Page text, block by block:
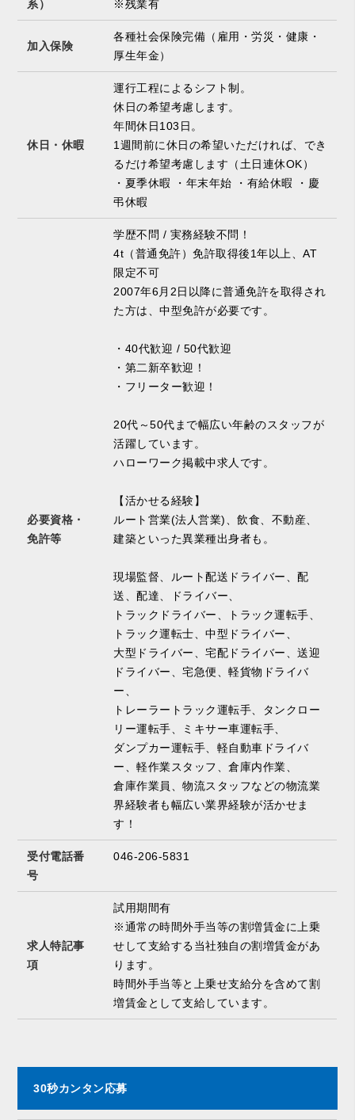
系） ※残業有
加入保険
各種社会保険完備（雇用・労災・健康・
厚生年金）
休日・休暇
運行工程によるシフト制。
休日の希望考慮します。
年間休日103日。
1週間前に休日の希望いただければ、でき
るだけ希望考慮します（土日連休OK）
・夏季休暇 ・年末年始 ・有給休暇 ・慶
弔休暇
必要資格・
免許等
学歴不問 / 実務経験不問！
4t（普通免許）免許取得後1年以上、AT
限定不可
2007年6月2日以降に普通免許を取得され
た方は、中型免許が必要です。
・40代歓迎 / 50代歓迎
・第二新卒歓迎！
・フリーター歓迎！
20代～50代まで幅広い年齢のスタッフが
活躍しています。
ハローワーク掲載中求人です。
【活かせる経験】
ルート営業(法人営業)、飲食、不動産、
建築といった異業種出身者も。
現場監督、ルート配送ドライバー、配
送、配達、ドライバー、
トラックドライバー、トラック運転手、
トラック運転士、中型ドライバー、
大型ドライバー、宅配ドライバー、送迎
ドライバー、宅急便、軽貨物ドライバ
ー、
トレーラートラック運転手、タンクロー
リー運転手、ミキサー車運転手、
ダンプカー運転手、軽自動車ドライバ
ー、軽作業スタッフ、倉庫内作業、
倉庫作業員、物流スタッフなどの物流業
界経験者も幅広い業界経験が活かせま
す！
受付電話番
号
046-206-5831
求人特記事
項
試用期間有
※通常の時間外手当等の割増賃金に上乗
せして支給する当社独自の割増賃金があ
ります。
時間外手当等と上乗せ支給分を含めて割
増賃金として支給しています。
30秒カンタン応募